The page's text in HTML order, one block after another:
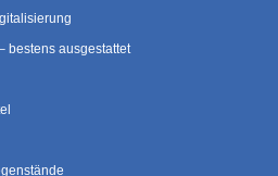
bestens ausgestattet